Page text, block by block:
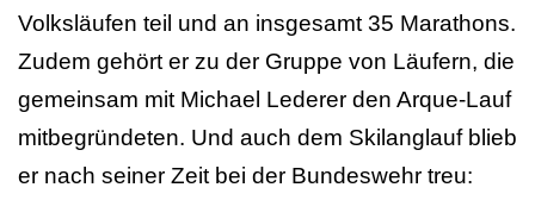
Volksläufen teil und an insgesamt 35 Marathons.
Zudem gehört er zu der Gruppe von Läufern, die
gemeinsam mit Michael Lederer den Arque-Lauf
mitbegründeten. Und auch dem Skilanglauf blieb
er nach seiner Zeit bei der Bundeswehr treu: